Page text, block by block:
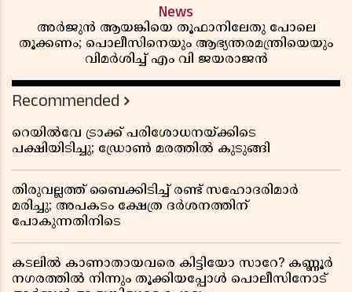
News
അർജുൻ ആയങ്കിയെ തൂഫാനിലേതു പോലെ
തൂക്കണം; പൊലീസിനെയും ആഭ്യന്തരമന്ത്രിയെയും
വിമർശിച്ച് എം വി ജയരാജൻ
Recommended
റെയിൽവേ ട്രാക്ക് പരിശോധനയ്ക്കിടെ
പക്ഷിയിടിച്ചു; ഡ്രോൺ മരത്തിൽ കുടുങ്ങി
തിരുവല്ലത്ത് ബൈക്കിടിച്ച് രണ്ട് സഹോദരിമാർ
മരിച്ചു; അപകടം ക്ഷേത്ര ദർശനത്തിന്
പോകുന്നതിനിടെ
കടലിൽ കാണാതായവരെ കിട്ടിയോ സാറേ? കണ്ണൂർ
നഗരത്തിൽ നിന്നും തൂക്കിയപ്പോൾ പൊലീസിനോട്